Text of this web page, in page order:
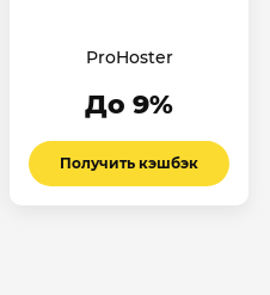
ProHoster
До 9%
Получить кэшбэк